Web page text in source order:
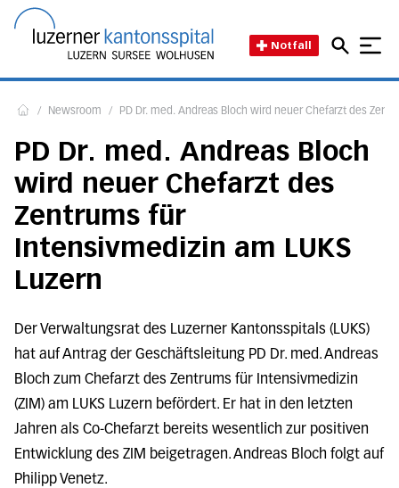
Notfall
/ Newsroom / PD Dr. med. Andreas Bloch wird neuer Chefarzt des
PD Dr. med. Andreas Bloch
wird neuer Chefarzt des
Zentrums für
Intensivmedizin am LUKS
Luzern
Der Verwaltungsrat des Luzerner Kantonsspitals (LUKS)
hat auf Antrag der Geschäftsleitung PD Dr. med. Andreas
Bloch zum Chefarzt des Zentrums für Intensivmedizin
(ZIM) am LUKS Luzern befördert. Er hat in den letzten
Jahren als Co-Chefarzt bereits wesentlich zur positiven
Entwicklung des ZIM beigetragen. Andreas Bloch folgt auf
Philipp Venetz.